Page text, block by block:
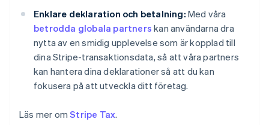
Enklare deklaration och betalning: Med våra
betrodda globala partners kan användarna dra
nytta av en smidig upplevelse som är kopplad till
dina Stripe-transaktionsdata, så att våra partners
kan hantera dina deklarationer så att du kan
fokusera på att utveckla ditt företag.
Läs mer omStripe Tax.
Irland
English
Italien
Italiano English
日本語English
Kanada
Kroatien